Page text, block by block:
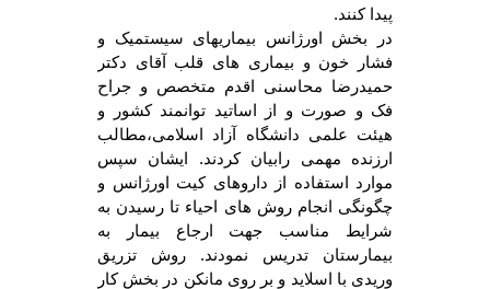
پیدا کنند.
در بخش اورژانس بیماریهای سیستمیک و
فشار خون و بیماری های قلب آقای دکتر
حمیدرضا محاسنی اقدم متخصص و جراح
فک و صورت و از اساتید توانمند کشور و
هیئت علمی دانشگاه آزاد اسلامی،مطالب
ارزنده مهمی رابیان کردند. ایشان سپس
موارد استفاده از داروهای کیت اورژانس و
چگونگی انجام روش های احیاء تا رسیدن به
شرایط مناسب جهت ارجاع بیمار به
بیمارستان تدریس نمودند. روش تزریق
وریدی با اسلاید و بر روی مانکن در بخش کار